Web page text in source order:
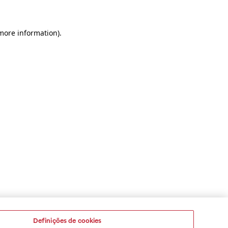
information).
Definições de cookies